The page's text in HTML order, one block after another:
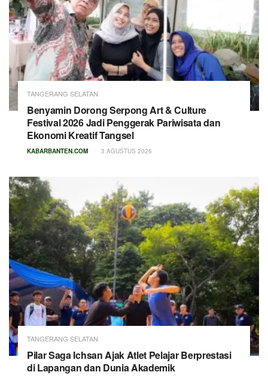
TANGERANG SELATAN
Benyamin Dorong Serpong Art & Culture
Festival 2026 Jadi Penggerak Pariwisata dan
Ekonomi Kreatif Tangsel
KABARBANTEN.COM 3 AGUSTUS 2026
TANGERANG SELATAN
Pilar Saga Ichsan Ajak Atlet Pelajar Berprestasi
di Lapangan dan Dunia Akademik